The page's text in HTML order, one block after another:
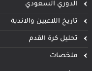
الدوري السعودي
تاريخ اللاعبين والاندية
تحليل كرة القدم
ملخصات